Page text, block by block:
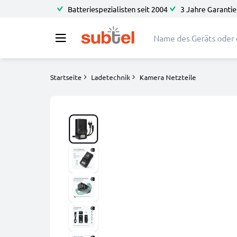
Batteriespezialisten seit 2004 3 Jahre Garantie
Startseite Ladetechnik Kamera Netzteile